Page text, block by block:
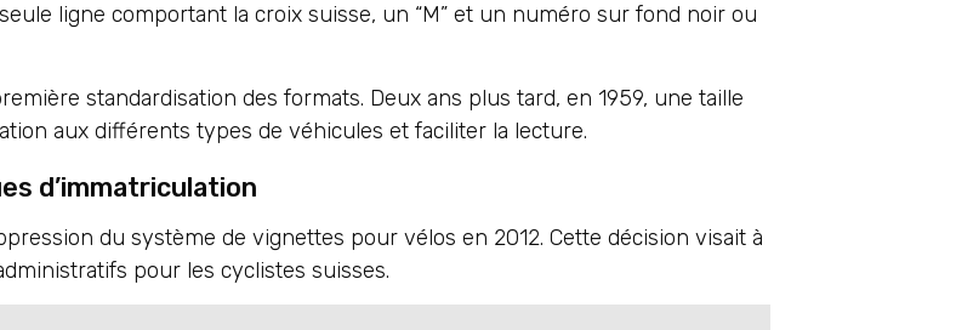
ligne comportant la croix suisse, un “M” et un numéro sur fond noir ou
standardisation des formats. Deux ans plus tard, en 1959, une taille
aux différents types de véhicules et faciliter la lecture.
d’immatriculation
du système de vignettes pour vélos en 2012. Cette décision visait à
pour les cyclistes suisses.